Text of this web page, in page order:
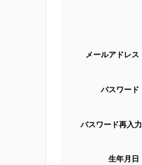
メールアドレス
パスワード
パスワード再入力
生年月日